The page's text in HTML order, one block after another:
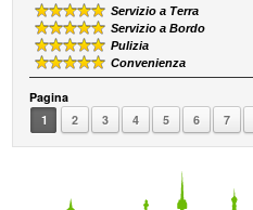
Servizio a Terra
Servizio a Bordo
Pulizia
Convenienza
Pagina
1
2 3 4 5 6 7